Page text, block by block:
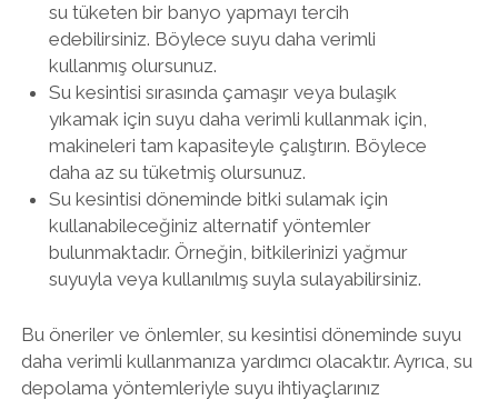
su tüketen bir banyo yapmayı tercih
edebilirsiniz. Böylece suyu daha verimli
kullanmış olursunuz.
Su kesintisi sırasında çamaşır veya bulaşık
yıkamak için suyu daha verimli kullanmak için,
makineleri tam kapasiteyle çalıştırın. Böylece
daha az su tüketmiş olursunuz.
Su kesintisi döneminde bitki sulamak için
kullanabileceğiniz alternatif yöntemler
bulunmaktadır. Örneğin, bitkilerinizi yağmur
suyuyla veya kullanılmış suyla sulayabilirsiniz.
Bu öneriler ve önlemler, su kesintisi döneminde suyu
daha verimli kullanmanıza yardımcı olacaktır. Ayrıca, su
depolama yöntemleriyle suyu ihtiyaçlarınız